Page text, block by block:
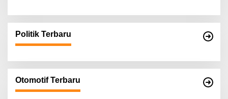
Politik Terbaru
Otomotif Terbaru